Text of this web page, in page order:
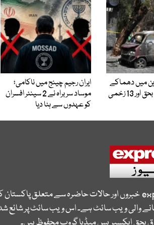
میں دھماکے
ایران رجیم چینج میں ناکامی؛
موساد سربراہ نے 2 سینئر افسران
کو عہدوں سے ہٹا دیا
خبروں اور حالات حاضرہ سے متعلق
والی ویب سائٹ ہے۔ اس ویب سائٹ پر شائع